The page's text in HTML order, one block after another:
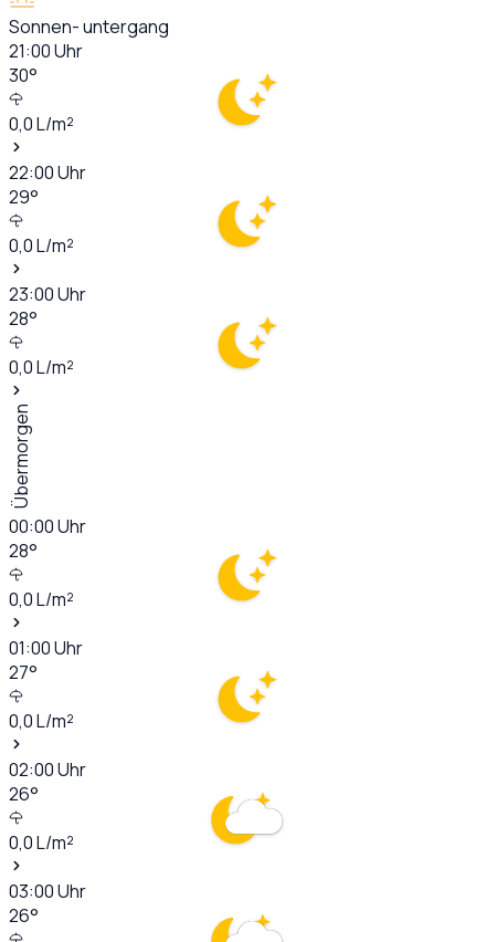
Sonnen- untergang
21:00Uhr
30°
0,0L/m²
22:00Uhr
29°
0,0L/m²
23:00Uhr
28°
0,0L/m²
Übermorgen
00:00Uhr
28°
0,0L/m²
01:00Uhr
27°
0,0L/m²
02:00Uhr
26°
0,0L/m²
03:00Uhr
26°